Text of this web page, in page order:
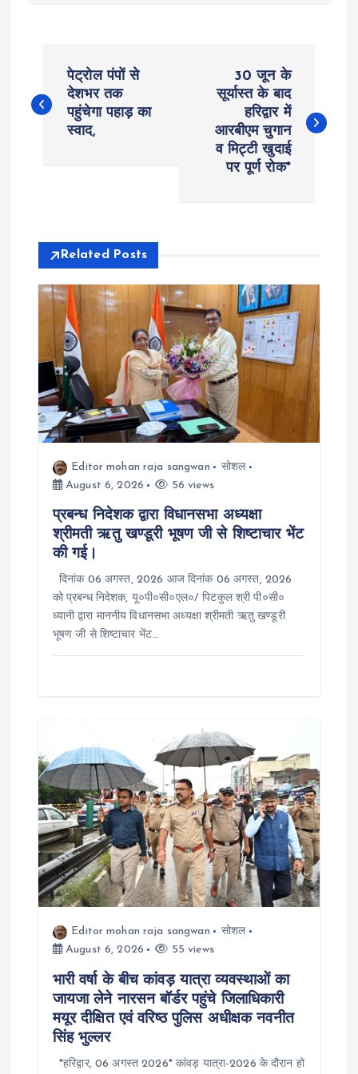
o
v
a
पेट्रोल पंपों से
देशभर तक
पहुंचेगा पहाड़ का
स्वाद,
30 जून के
सूर्यास्त के बाद
हरिद्वार में
आरबीएम चुगान
व मिट्टी खुदाई
पर पूर्ण रोक*
Related Posts
Editor mohan raja sangwan
सोशल
August 6, 2026
56 views
प्रबन्ध निदेशक द्वारा विधानसभा अध्यक्षा
श्रीमती ऋतु खण्डूरी भूषण जी से शिष्टाचार भेंट
की गई।
दिनांक 06 अगस्त, 2026 आज दिनांक 06 अगस्त, 2026
को प्रबन्ध निदेशक, यू०पी०सी०एल०/ पिटकुल श्री पी०सी०
ध्यानी द्वारा माननीय विधानसभा अध्यक्षा श्रीमती ऋतु खण्डूरी
भूषण जी से शिष्टाचार भेंट…
Editor mohan raja sangwan
सोशल
August 6, 2026
55 views
भारी वर्षा के बीच कांवड़ यात्रा व्यवस्थाओं का
जायजा लेने नारसन बॉर्डर पहुंचे जिलाधिकारी
मयूर दीक्षित एवं वरिष्ठ पुलिस अधीक्षक नवनीत
सिंह भुल्लर
*हरिद्वार, 06 अगस्त 2026* कांवड़ यात्रा-2026 के दौरान हो